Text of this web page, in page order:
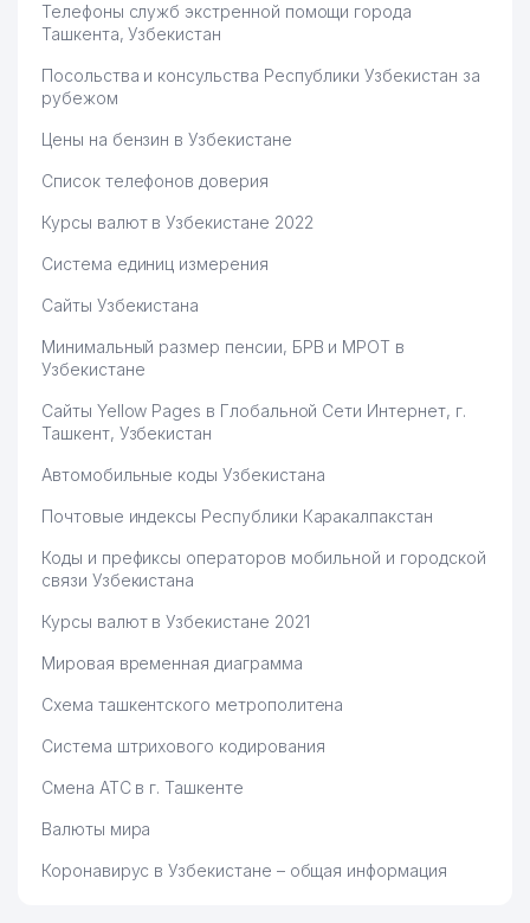
Телефоны служб экстренной помощи города
Ташкента, Узбекистан
Посольства и консульства Республики Узбекистан за
рубежом
Цены на бензин в Узбекистане
Список телефонов доверия
Курсы валют в Узбекистане 2022
Система единиц измерения
Сайты Узбекистана
Минимальный размер пенсии, БРВ и МРОТ в
Узбекистане
Сайты Yellow Pages в Глобальной Сети Интернет, г.
Ташкент, Узбекистан
Автомобильные коды Узбекистана
Почтовые индексы Республики Каракалпакстан
Коды и префиксы операторов мобильной и городской
связи Узбекистана
Курсы валют в Узбекистане 2021
Мировая временная диаграмма
Схема ташкентского метрополитена
Система штрихового кодирования
Смена АТС в г. Ташкенте
Валюты мира
Коронавирус в Узбекистане – общая информация